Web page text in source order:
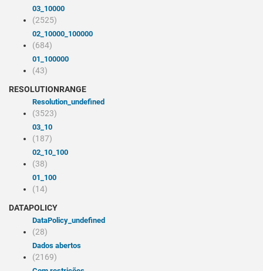
03_10000
(2525)
02_10000_100000
(684)
01_100000
(43)
RESOLUTIONRANGE
resolution_undefined
(3523)
03_10
(187)
02_10_100
(38)
01_100
(14)
DATAPOLICY
dataPolicy_undefined
(28)
Dados abertos
(2169)